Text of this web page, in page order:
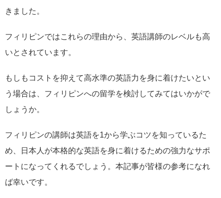
きました。
フィリピンではこれらの理由から、英語講師のレベルも高
いとされています。
もしもコストを抑えて高水準の英語力を身に着けたいとい
う場合は、フィリピンへの留学を検討してみてはいかがで
しょうか。
フィリピンの講師は英語を1から学ぶコツを知っているた
め、日本人が本格的な英語を身に着けるための強力なサポ
ートになってくれるでしょう。本記事が皆様の参考になれ
ば幸いです。